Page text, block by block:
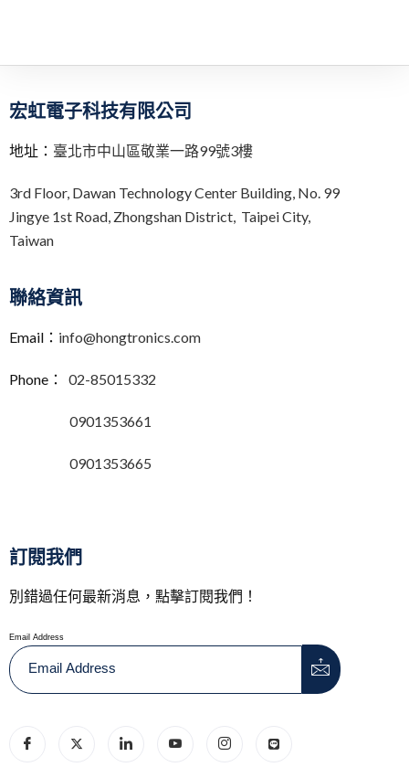
宏虹電子科技有限公司
地址： 臺北市中山區敬業一路99號3樓
3rd Floor, Dawan Technology Center Building, No. 99
Jingye 1st Road, Zhongshan District, Taipei City,
Taiwan
聯絡資訊
Email： info@hongtronics.com
Phone： 02-85015332
0901353661
0901353665
訂閱我們
別錯過任何最新消息，點擊訂閱我們！
Email Address